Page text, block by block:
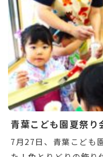
Warning: Undefined
/home/ikuyoukai/
content/themes/
box.phpon line7
青葉こども園夏祭り
7月27日、青葉こども